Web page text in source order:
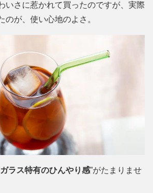
いさに惹かれて買ったのですが、実際
のが、使い心地のよさ。
ガラス特有のひんやり感”がたまりませ